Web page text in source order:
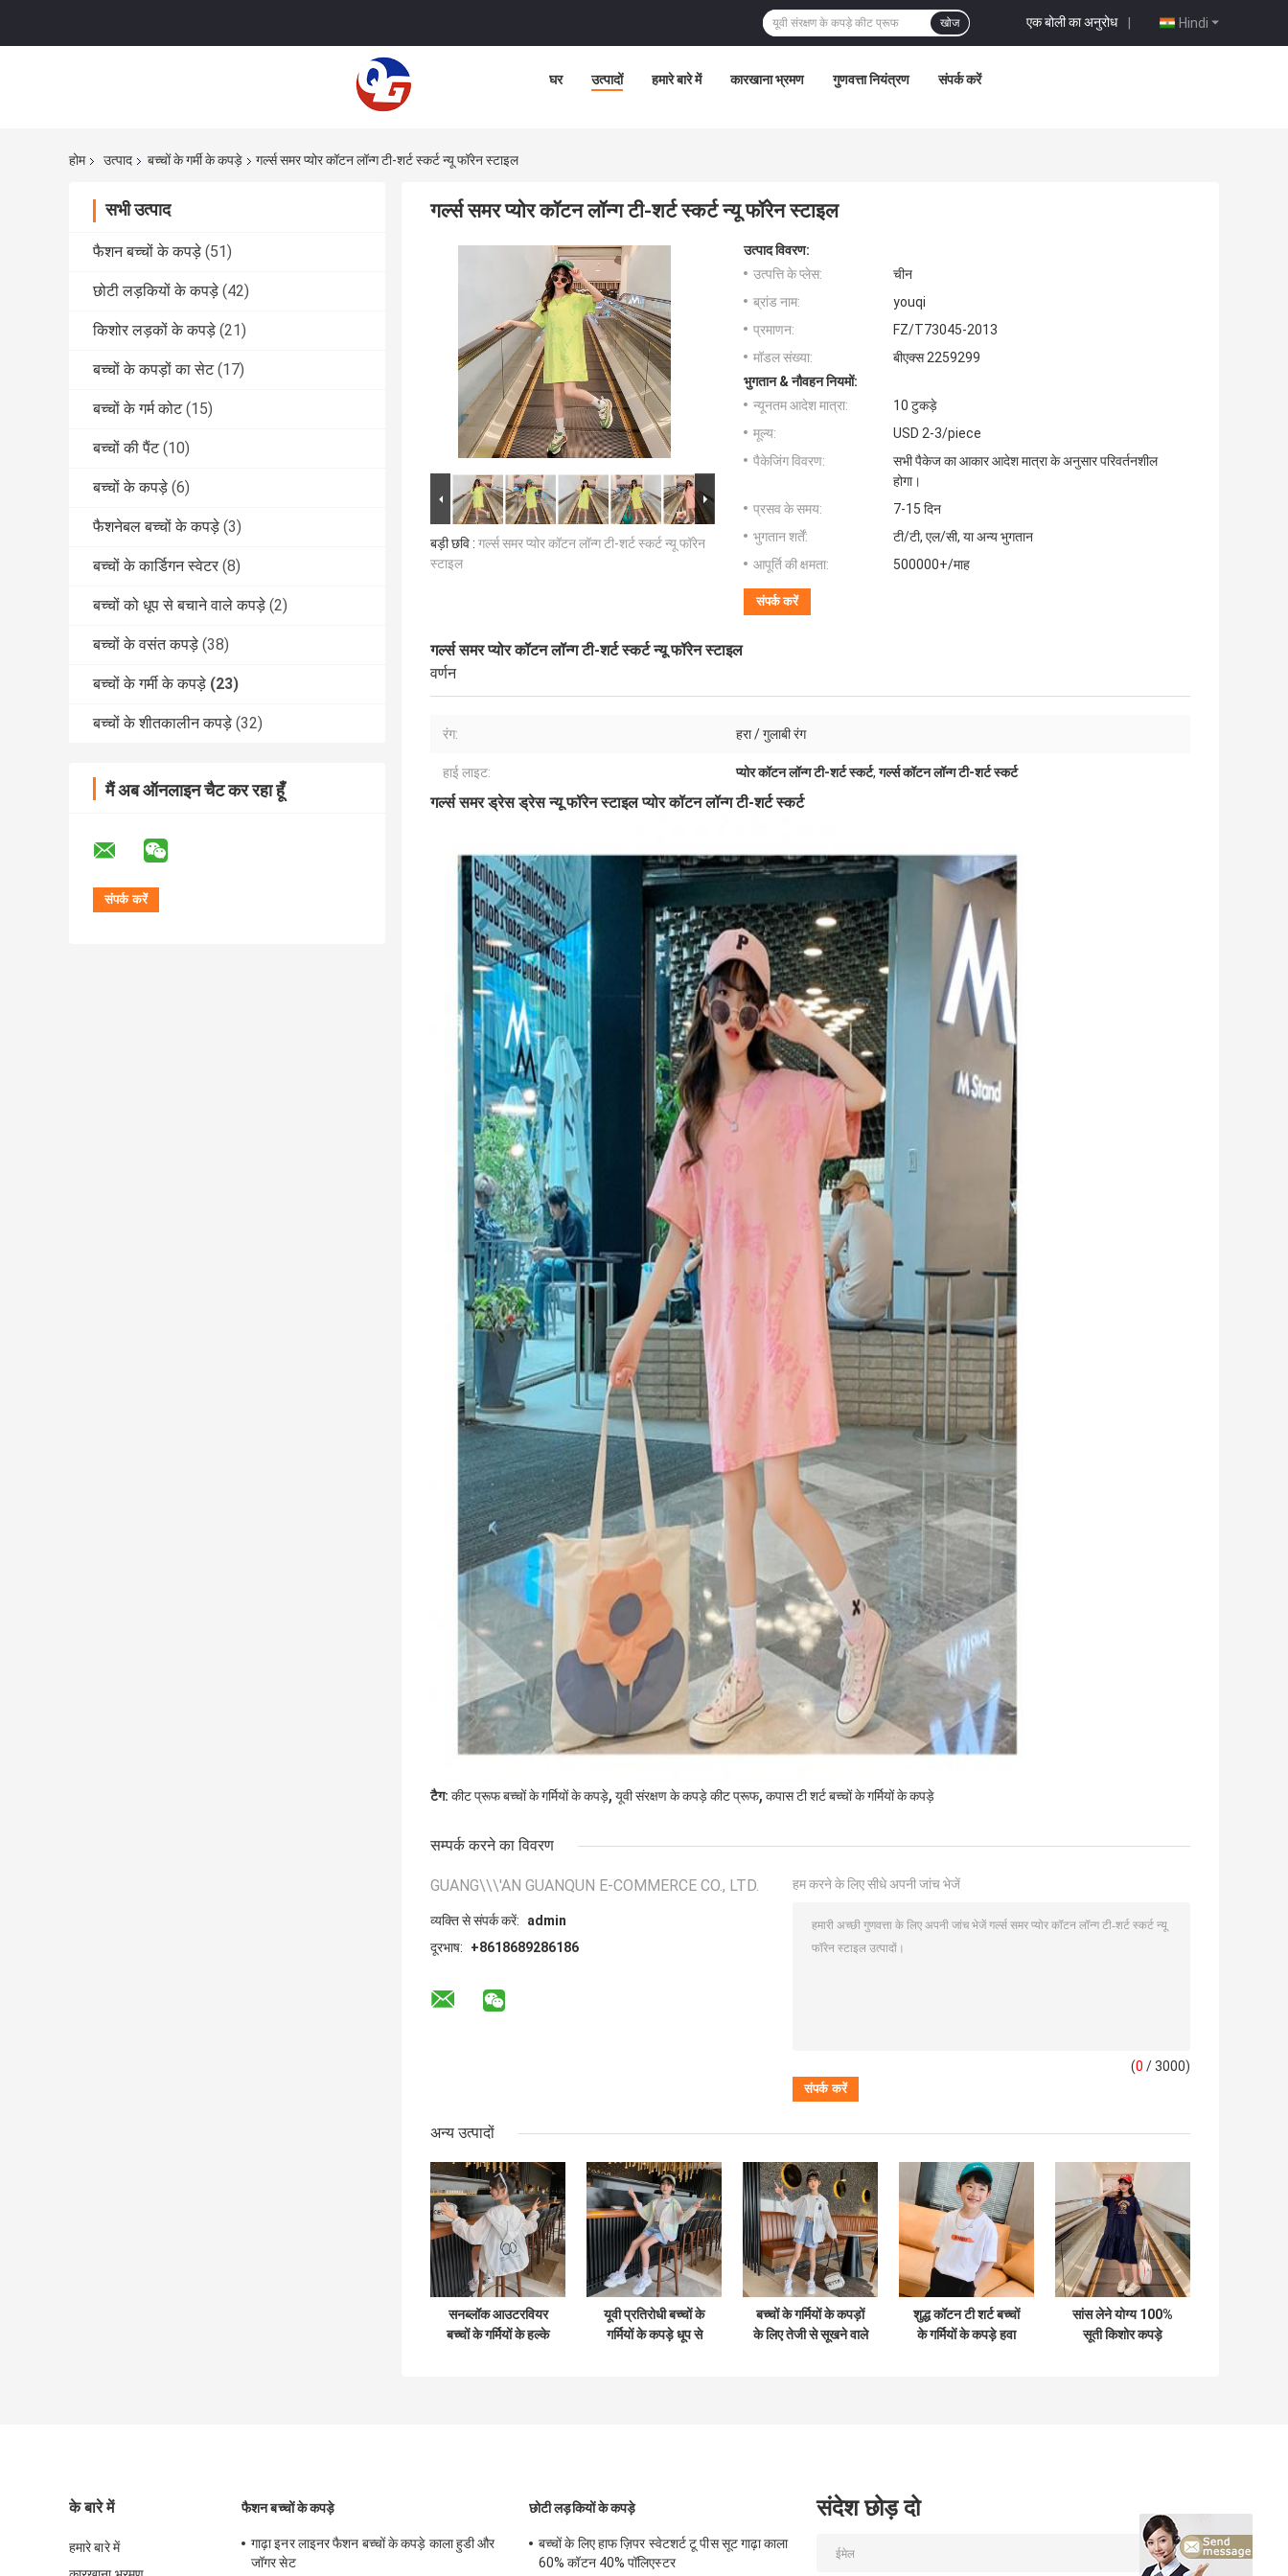
Hindi
एक बोली का अनुरोध |
खोज
घर उत्पादों हमारे बारे में कारखाना भ्रमण गुणवत्ता नियंत्रण संपर्क करें
होम उत्पाद बच्चों के गर्मी के कपड़े गर्ल्स समर प्योर कॉटन लॉन्ग टी-शर्ट स्कर्ट न्यू फॉरेन स्टाइल
सभी उत्पाद
फैशन बच्चों के कपड़े (51)
छोटी लड़कियों के कपड़े (42)
किशोर लड़कों के कपड़े (21)
बच्चों के कपड़ों का सेट (17)
बच्चों के गर्म कोट (15)
बच्चों की पैंट (10)
बच्चों के कपड़े (6)
फैशनेबल बच्चों के कपड़े (3)
बच्चों के कार्डिगन स्वेटर (8)
बच्चों को धूप से बचाने वाले कपड़े (2)
बच्चों के वसंत कपड़े (38)
बच्चों के गर्मी के कपड़े (23)
बच्चों के शीतकालीन कपड़े (32)
मैं अब ऑनलाइन चैट कर रहा हूँ
गर्ल्स समर प्योर कॉटन लॉन्ग टी-शर्ट स्कर्ट न्यू फॉरेन स्टाइल
बड़ी छवि : गर्ल्स समर प्योर कॉटन लॉन्ग टी-शर्ट स्कर्ट न्यू फॉरेन
स्टाइल
उत्पाद विवरण:
उत्पत्ति के प्लेस:
चीन
ब्रांड नाम:
youqi
प्रमाणन:
FZ/T73045-2013
मॉडल संख्या:
बीएक्स 2259299
भुगतान & नौवहन नियमों:
न्यूनतम आदेश मात्रा:
10 टुकड़े
मूल्य:
USD 2-3/piece
पैकेजिंग विवरण:
सभी पैकेज का आकार आदेश मात्रा के अनुसार परिवर्तनशील
होगा।
प्रसव के समय:
7-15 दिन
भुगतान शर्तें:
टी/टी, एल/सी, या अन्य भुगतान
आपूर्ति की क्षमता:
500000+/माह
संपर्क करें
गर्ल्स समर प्योर कॉटन लॉन्ग टी-शर्ट स्कर्ट न्यू फॉरेन स्टाइल
वर्णन
रंग: हरा / गुलाबी रंग
हाई लाइट: प्योर कॉटन लॉन्ग टी-शर्ट स्कर्ट,गर्ल्स कॉटन लॉन्ग टी-शर्ट स्कर्ट
गर्ल्स समर ड्रेस ड्रेस न्यू फॉरेन स्टाइल प्योर कॉटन लॉन्ग टी-शर्ट स्कर्ट
टैग: कीट प्रूफ बच्चों के गर्मियों के कपड़े, यूवी संरक्षण के कपड़े कीट प्रूफ, कपास टी शर्ट बच्चों के गर्मियों के कपड़े
सम्पर्क करने का विवरण
GUANG\\\'AN GUANQUN E-COMMERCE CO., LTD.
व्यक्ति से संपर्क करें:
admin
दूरभाष:
+8618689286186
हम करने के लिए सीधे अपनी जांच भेजें
(0 / 3000)
अन्य उत्पादों
सनब्लॉक आउटरवियर
बच्चों के गर्मियों के हल्के
यूवी प्रतिरोधी बच्चों के
गर्मियों के कपड़े धूप से
बच्चों के गर्मियों के कपड़ों
के लिए तेजी से सूखने वाले
शुद्ध कॉटन टी शर्ट बच्चों
के गर्मियों के कपड़े हवा
सांस लेने योग्य 100%
सूती किशोर कपड़े
के बारे में
हमारे बारे में
फैशन बच्चों के कपड़े
गाढ़ा इनर लाइनर फैशन बच्चों के कपड़े काला हुडी और
जॉगर सेट
छोटी लड़कियों के कपड़े
बच्चों के लिए हाफ ज़िपर स्वेटशर्ट टू पीस सूट गाढ़ा काला
60% कॉटन 40% पॉलिएस्टर
संदेश छोड़ दो